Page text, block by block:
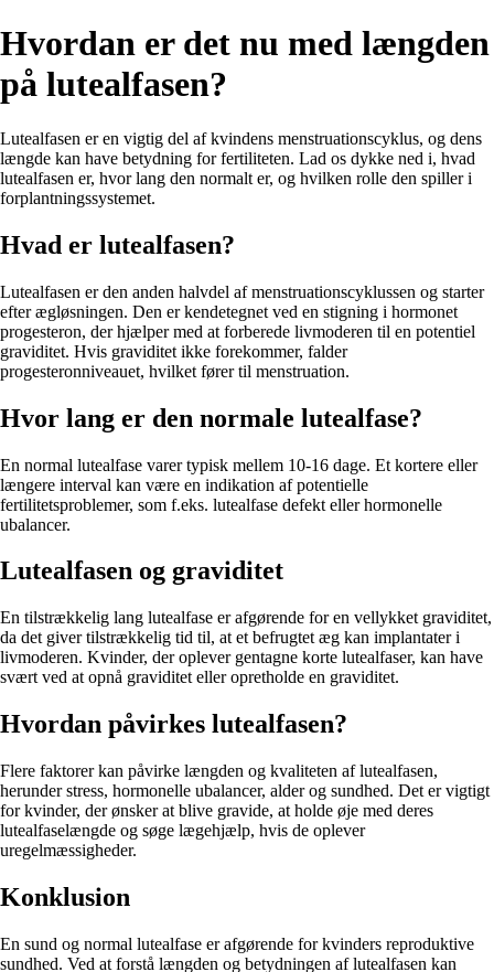
Hvordan er det nu med længden
på lutealfasen?
Lutealfasen er en vigtig del af kvindens menstruationscyklus, og dens
længde kan have betydning for fertiliteten. Lad os dykke ned i, hvad
lutealfasen er, hvor lang den normalt er, og hvilken rolle den spiller i
forplantningssystemet.
Hvad er lutealfasen?
Lutealfasen er den anden halvdel af menstruationscyklussen og starter
efter ægløsningen. Den er kendetegnet ved en stigning i hormonet
progesteron, der hjælper med at forberede livmoderen til en potentiel
graviditet. Hvis graviditet ikke forekommer, falder
progesteronniveauet, hvilket fører til menstruation.
Hvor lang er den normale lutealfase?
En normal lutealfase varer typisk mellem 10-16 dage. Et kortere eller
længere interval kan være en indikation af potentielle
fertilitetsproblemer, som f.eks. lutealfase defekt eller hormonelle
ubalancer.
Lutealfasen og graviditet
En tilstrækkelig lang lutealfase er afgørende for en vellykket graviditet,
da det giver tilstrækkelig tid til, at et befrugtet æg kan implantater i
livmoderen. Kvinder, der oplever gentagne korte lutealfaser, kan have
svært ved at opnå graviditet eller opretholde en graviditet.
Hvordan påvirkes lutealfasen?
Flere faktorer kan påvirke længden og kvaliteten af lutealfasen,
herunder stress, hormonelle ubalancer, alder og sundhed. Det er vigtigt
for kvinder, der ønsker at blive gravide, at holde øje med deres
lutealfaselængde og søge lægehjælp, hvis de oplever
uregelmæssigheder.
Konklusion
En sund og normal lutealfase er afgørende for kvinders reproduktive
sundhed. Ved at forstå længden og betydningen af lutealfasen kan